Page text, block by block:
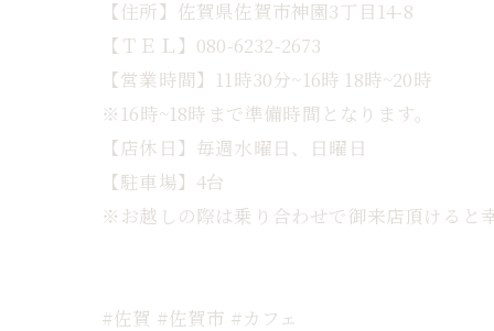
【住所】佐賀県佐賀市神園3丁目14-8
【ＴＥＬ】080-6232-2673
【営業時間】11時30分~16時 18時~20時
※16時~18時まで準備時間となります。
【店休日】毎週水曜日、日曜日
【駐車場】4台
※お越しの際は乗り合わせで御来店頂けると
#佐賀 #佐賀市 #カフェ